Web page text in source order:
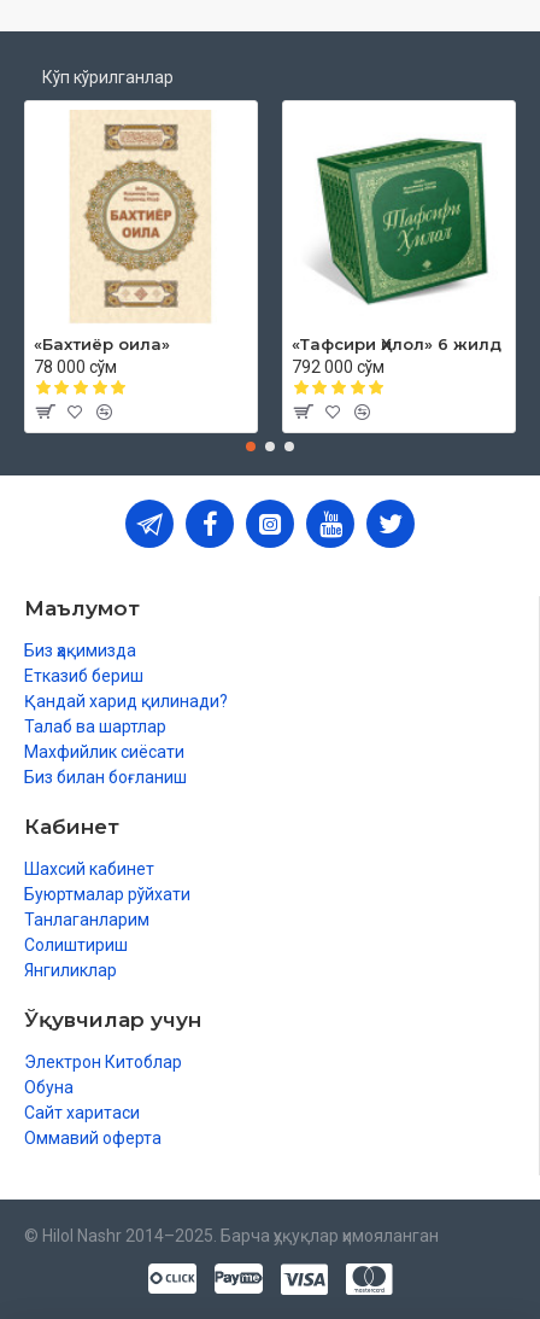
Кўп кўрилганлар
«Бахтиёр оила»
78 000 сўм
«Тафсири Ҳилол» 6 жилд
792 000 сўм
Маълумот
Биз ҳақимизда
Етказиб бериш
Қандай харид қилинади?
Талаб ва шартлар
Махфийлик сиёсати
Биз билан боғланиш
Кабинет
Шахсий кабинет
Буюртмалар рўйхати
Танлаганларим
Солиштириш
Янгиликлар
Ўқувчилар учун
Электрон Китоблар
Обуна
Сайт харитаси
Оммавий оферта
© Hilol Nashr 2014–2025. Барча ҳуқуқлар ҳимояланган